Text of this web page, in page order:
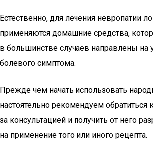
Естественно, для лечения невропатии
применяются домашние средства,
в большинстве случаев направлены на
болевого симптома.
Прежде чем начать использовать
настоятельно рекомендуем обратиться
за консультацией и получить от него
на применение того или иного рецепта.